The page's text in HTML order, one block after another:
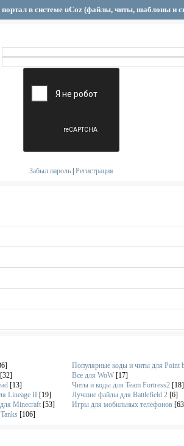
портал в системе uCoz (файлы, читы, шаблоны и
Забыл пароль |Регистрация
Популярные коды и читы для Point
[32] Все для WoW [17]
[13] Читы и коды для Team Fortress2 [18]
Lineage II [19] Лучшие файлы для Battlefield 2 [6]
Minecraft [53] Игры для мобильных телефонов
[106]